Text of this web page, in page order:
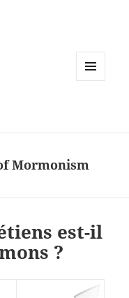
Mormonism
est-il
?